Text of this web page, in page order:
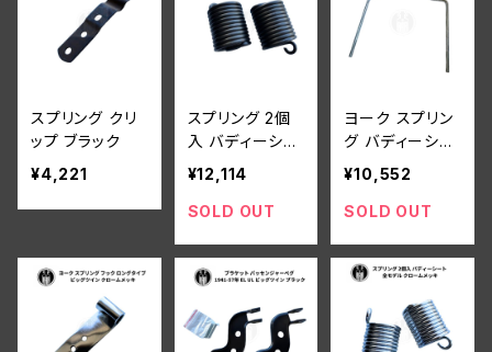
スプリング クリ
ップ ブラック
¥4,221
スプリング 2個
入 バディーシー
ト ハーレーダビ
ッドソン 全モデ
ル ブラック
¥12,114
SOLD OUT
ヨーク スプリン
グ バディーシー
ト ハーレーダビ
ッドソン EL UL
ビッグツイン ク
¥10,552
SOLD OUT